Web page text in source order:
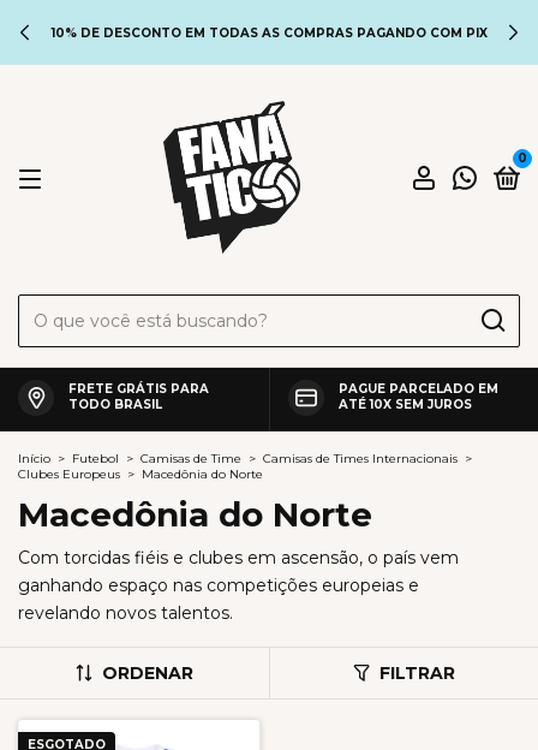
10% DE DESCONTO EM TODAS AS COMPRAS PAGANDO COM PIX
0
FRETE GRÁTIS PARA
TODO BRASIL
PAGUE PARCELADO EM
ATÉ 10X SEM JUROS
Início > Futebol > Camisas de Time > Camisas de Times Internacionais >
Clubes Europeus > Macedônia do Norte
Macedônia do Norte
Com torcidas fiéis e clubes em ascensão, o país vem
ganhando espaço nas competições europeias e
revelando novos talentos.
ORDENAR FILTRAR
ESGOTADO